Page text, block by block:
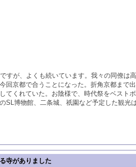
すが、よくも続いています。我々の同僚は
回京都で合うことになった。折角京都まで
てくれていた。お陰様で、時代祭をベスト
SL博物館、二条城、祇園など予定した観
寺がありました